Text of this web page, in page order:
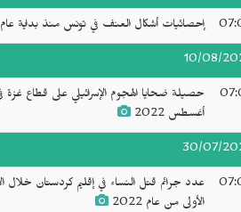
إحصائيات أشكال العنف في تونس منذ بداية عام
10/08/
حصيلة ضحايا الهجوم الإسرائيلي على قطاع
أغسطس 2022
30/07/
عدد جرائم قتل النساء في إقليم كردستان خلال
الأولى من عام 2022